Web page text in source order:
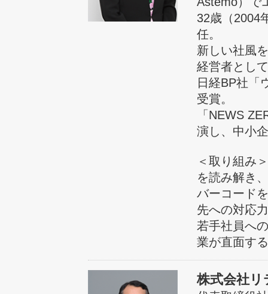
32歳（2004
任。
新しい社風
経営者とし
日経BP社「
受賞。
「NEWS
演し、中小
＜取り組み
を読み解き
バーコード
先への対応
若手社員へ
業が直面す
株式会社